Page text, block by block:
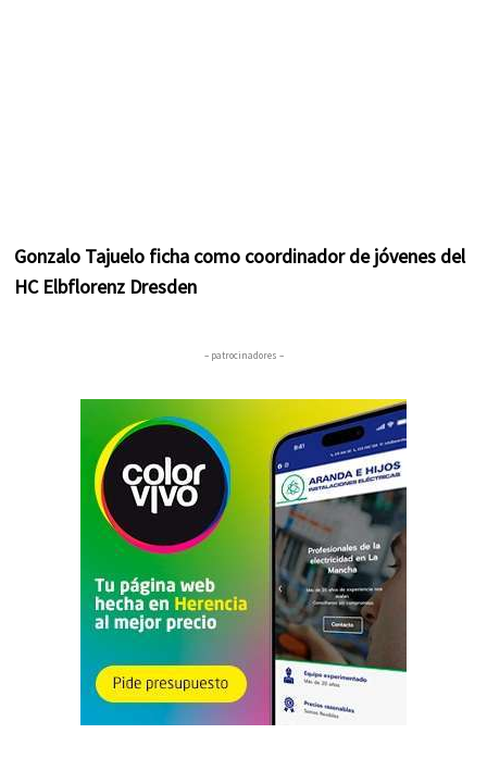
Gonzalo Tajuelo ficha como coordinador de jóvenes del
HC Elbflorenz Dresden
– patrocinadores –